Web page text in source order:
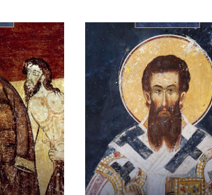
Adaugă în coș Wishlist